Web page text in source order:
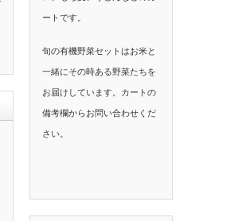
ートです。
旬の有機野菜セットはお米と
一緒にその時ある野菜たちを
お届けしています。カートの
備考欄からお問い合わせくだ
さい。